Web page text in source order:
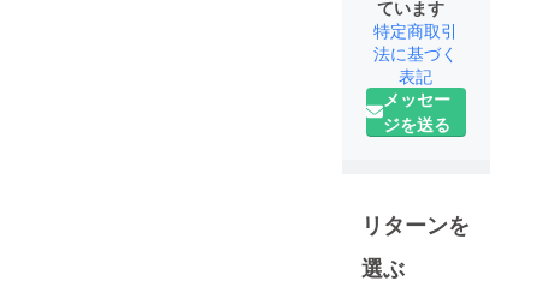
ています
特定商取引
法に基づく
表記
メッセー
ジを送る
リターンを
選ぶ